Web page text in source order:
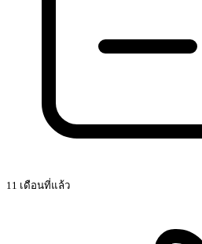
11 เดือนที่แล้ว